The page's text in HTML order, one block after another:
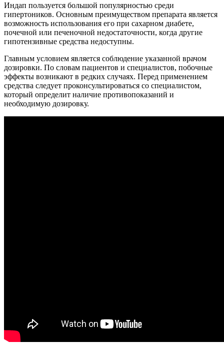
Индап пользуется большой популярностью среди
гипертоников. Основным преимуществом препарата является
возможность использования его при сахарном диабете,
почечной или печеночной недостаточности, когда другие
гипотензивные средства недоступны.
Главным условием является соблюдение указанной врачом
дозировки. По словам пациентов и специалистов, побочные
эффекты возникают в редких случаях. Перед применением
средства следует проконсультироваться со специалистом,
который определит наличие противопоказаний и
необходимую дозировку.